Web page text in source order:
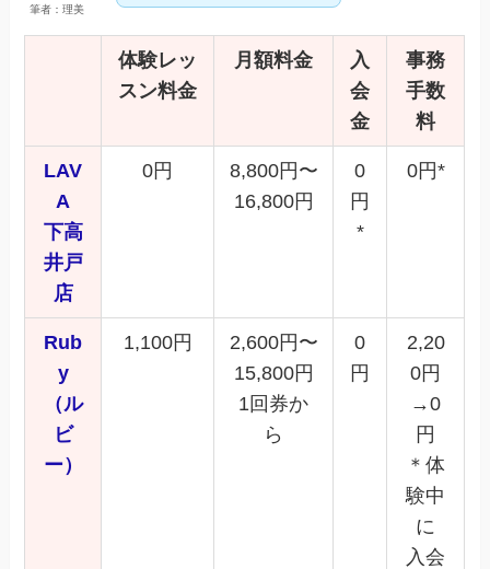
筆者：理美
体験レッ
スン料金
月額料金
入
会
金
事務
手数
料
LAV
A
下高
井戸
店
0円
8,800円〜
16,800円
0
円
*
0円*
Rub
y
（ル
ビ
ー）
1,100円
2,600円〜
15,800円
1回券か
ら
0
円
2,20
0円
→0
円
＊体
験中
に
入会